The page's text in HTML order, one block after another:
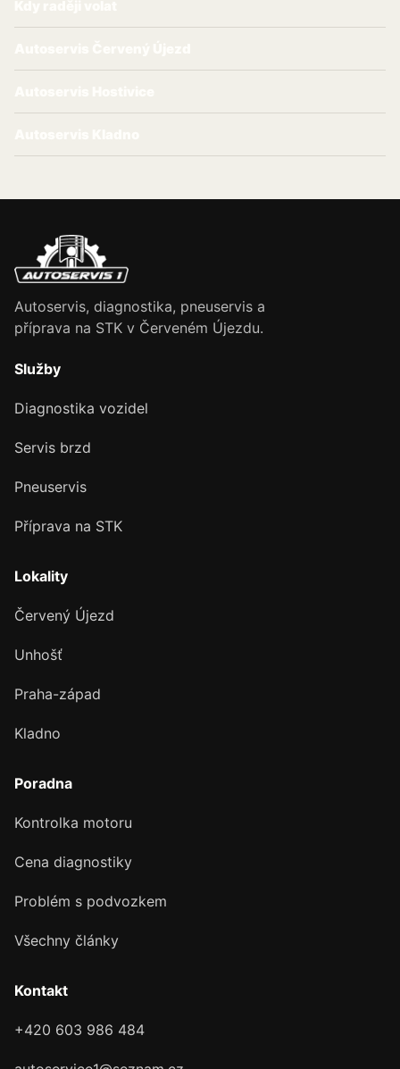
Autoservis, diagnostika, pneuservis a
příprava na STK v Červeném Újezdu.
Služby
Diagnostika vozidel
Servis brzd
Pneuservis
Příprava na STK
Lokality
Červený Újezd
Unhošť
Praha-západ
Kladno
Poradna
Kontrolka motoru
Cena diagnostiky
Problém s podvozkem
Všechny články
Kontakt
+420 603 986 484